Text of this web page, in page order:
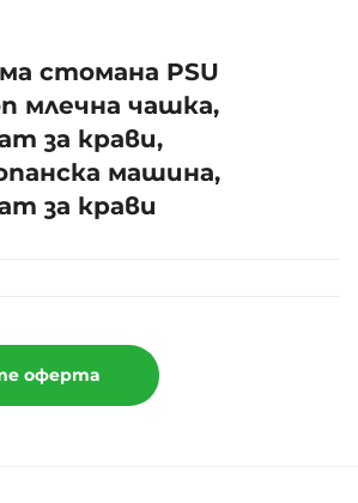
стомана PSU
млечна чашка,
за крави,
машина,
за крави
оферта